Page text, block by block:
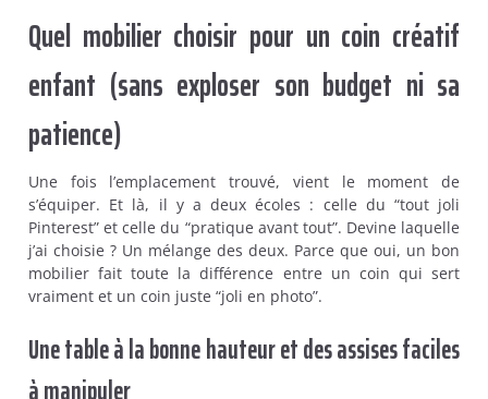
Quel mobilier choisir pour un coin créatif
enfant (sans exploser son budget ni sa
patience)
Une fois l’emplacement trouvé, vient le moment de
s’équiper. Et là, il y a deux écoles : celle du “tout joli
Pinterest” et celle du “pratique avant tout”. Devine laquelle
j’ai choisie ? Un mélange des deux. Parce que oui, un bon
mobilier fait toute la différence entre un coin qui sert
vraiment et un coin juste “joli en photo”.
Une table à la bonne hauteur et des assises faciles